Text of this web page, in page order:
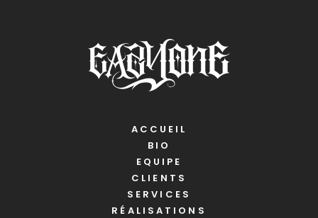
ACCUEIL
BIO
EQUIPE
CLIENTS
SERVICES
RÉALISATIONS